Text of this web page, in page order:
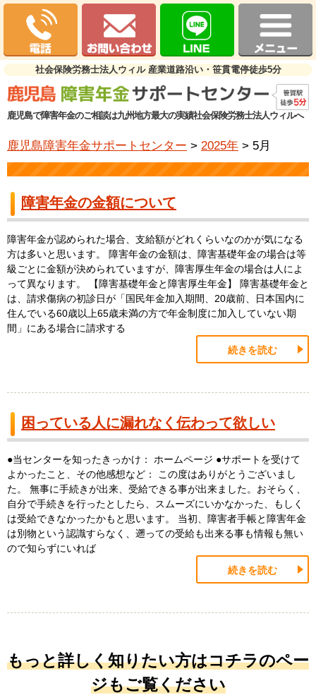
社会保険労務士法人ウィル 産業道路沿い・笹貫電停徒歩5分
鹿児島で障害年金のご相談は九州地方最大の実績社会保険労務士法人ウィルへ
鹿児島障害年金サポートセンター > 2025年 > 5月
障害年金の金額について
障害年金が認められた場合、支給額がどれくらいなのかが気になる
方は多いと思います。 障害年金の金額は、障害基礎年金の場合は等
級ごとに金額が決められていますが、障害厚生年金の場合は人によ
って異なります。 【障害基礎年金と障害厚生年金】 障害基礎年金と
は、請求傷病の初診日が「国民年金加入期間、20歳前、日本国内に
住んでいる60歳以上65歳未満の方で年金制度に加入していない期
間」にある場合に請求する
続きを読む
困っている人に漏れなく伝わって欲しい
●当センターを知ったきっかけ： ホームページ ●サポートを受けて
よかったこと、その他感想など： この度はありがとうございまし
た。 無事に手続きが出来、受給できる事が出来ました。おそらく、
自分で手続きを行ったとしたら、スムーズにいかなかった、もしく
は受給できなかったかもと思います。 当初、障害者手帳と障害年金
は別物という認識すらなく、遡っての受給も出来る事も情報も無い
ので知らずにいれば
続きを読む
もっと詳しく知りたい方はコチラのペー
ジもご覧ください